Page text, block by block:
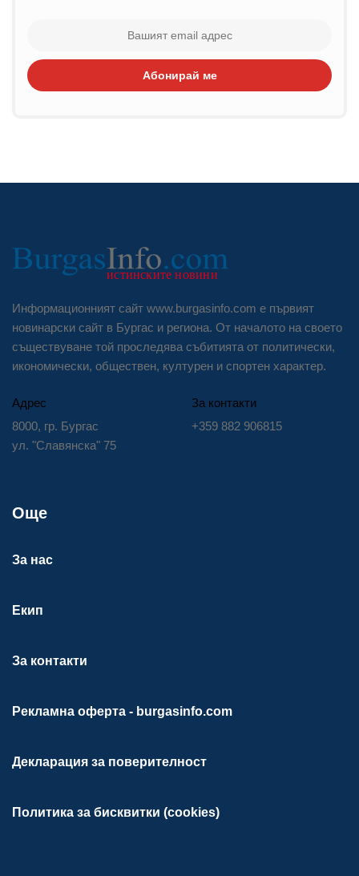
Абонирай ме
Информационният сайт www.burgasinfo.com е първият
новинарски сайт в Бургас и региона. От началото на своето
съществуване той проследява събитията от политически,
икономически, обществен, културен и спортен характер.
Адрес
8000, гр. Бургас
ул. "Славянска" 75
За контакти
+359 882 906815
Още
За нас
Екип
За контакти
Рекламна оферта - burgasinfo.com
Декларация за поверителност
Политика за бисквитки (cookies)